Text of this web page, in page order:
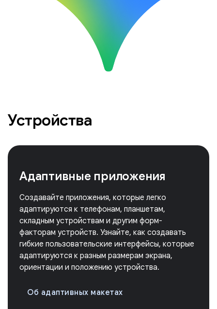
Устройства
Адаптивные приложения
Создавайте приложения, которые легко
адаптируются к телефонам, планшетам,
складным устройствам и другим форм-
факторам устройств. Узнайте, как создавать
гибкие пользовательские интерфейсы, которые
адаптируются к разным размерам экрана,
ориентации и положению устройства.
Об адаптивных макетах